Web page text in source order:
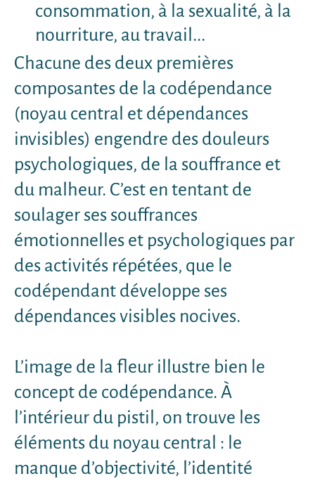
consommation, à la sexualité, à la
nourriture, au travail...
Chacune des deux premières
composantes de la codépendance
(noyau central et dépendances
invisibles) engendre des douleurs
psychologiques, de la souffrance et
du malheur. C’est en tentant de
soulager ses souffrances
émotionnelles et psychologiques par
des activités répétées, que le
codépendant développe ses
dépendances visibles nocives.
L’image de la fleur illustre bien le
concept de codépendance. À
l’intérieur du pistil, on trouve les
éléments du noyau central : le
manque d’objectivité, l’identité